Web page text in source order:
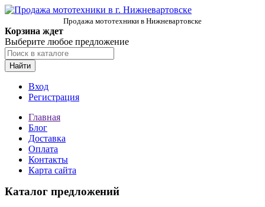
Продажа мототехники в Нижневартовске
Корзина ждет
Выберите любое предложение
Найти
Вход
Регистрация
Главная
Блог
Доставка
Оплата
Контакты
Карта сайта
Каталог предложений